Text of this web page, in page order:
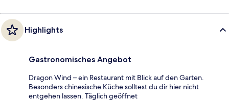
Highlights
Gastronomisches Angebot
Dragon Wind – ein Restaurant mit Blick auf den Garten.
Besonders chinesische Küche solltest du dir hier nicht
entgehen lassen. Täglich geöffnet